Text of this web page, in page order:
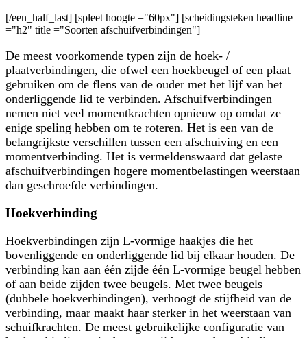
[/een_half_last] [spleet hoogte ="60px"] [scheidingsteken headline
="h2" title ="Soorten afschuifverbindingen"]
De meest voorkomende typen zijn de hoek- /
plaatverbindingen, die ofwel een hoekbeugel of een plaat
gebruiken om de flens van de ouder met het lijf van het
onderliggende lid te verbinden. Afschuifverbindingen
nemen niet veel momentkrachten opnieuw op omdat ze
enige speling hebben om te roteren. Het is een van de
belangrijkste verschillen tussen een afschuiving en een
momentverbinding. Het is vermeldenswaard dat gelaste
afschuifverbindingen hogere momentbelastingen weerstaan
​​dan geschroefde verbindingen.
Hoekverbinding
Hoekverbindingen zijn L-vormige haakjes die het
bovenliggende en onderliggende lid bij elkaar houden. De
verbinding kan aan één zijde één L-vormige beugel hebben
of aan beide zijden twee beugels. Met twee beugels
(dubbele hoekverbindingen), verhoogt de stijfheid van de
verbinding, maar maakt haar sterker in het weerstaan ​​van
schuifkrachten. De meest gebruikelijke configuratie van